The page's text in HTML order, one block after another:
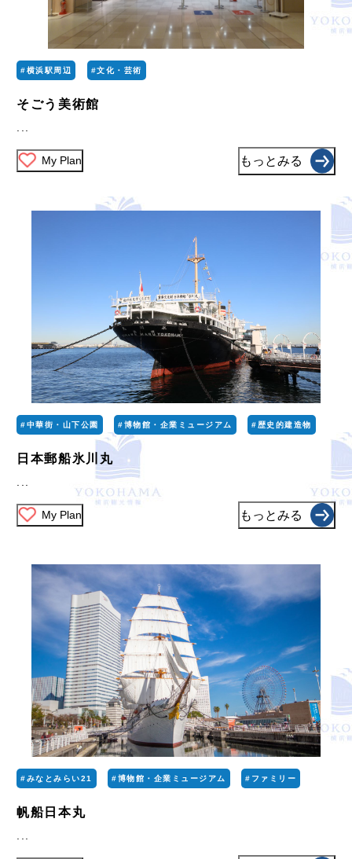
#横浜駅周辺 #文化・芸術
そごう美術館
...
My Plan もっとみる
#中華街・山下公園 #博物館・企業ミュージアム #歴史的建造物
日本郵船氷川丸
My Plan もっとみる
#みなとみらい21 #博物館・企業ミュージアム #ファミリー
帆船日本丸